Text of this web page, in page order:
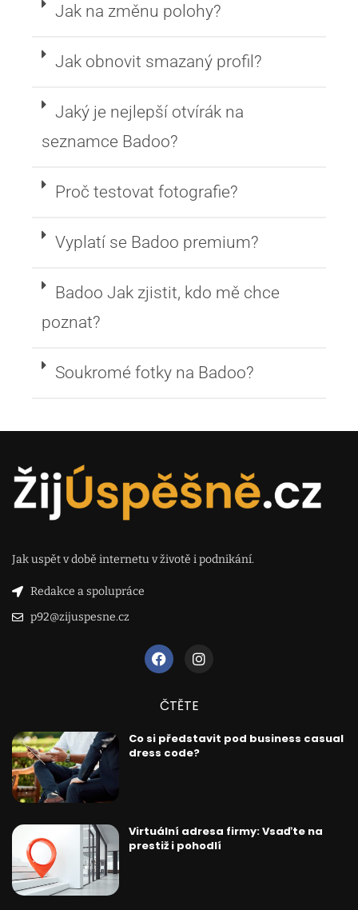
Jak na změnu polohy?
Jak obnovit smazaný profil?
Jaký je nejlepší otvírák na
seznamce Badoo?
Proč testovat fotografie?
Vyplatí se Badoo premium?
Badoo Jak zjistit, kdo mě chce
poznat?
Soukromé fotky na Badoo?
Jak uspět v době internetu v životě i podnikání.
Redakce a spolupráce
p92@zijuspesne.cz
ČTĚTE
Co si představit pod business casual
dress code?
Virtuální adresa firmy: Vsaďte na
prestiž i pohodlí